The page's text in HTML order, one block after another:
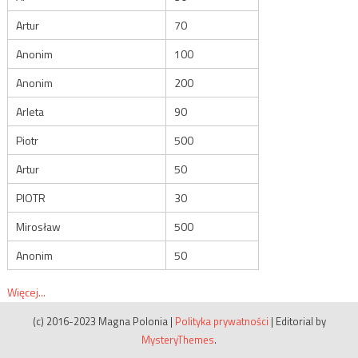
Artur
70
Anonim
100
Anonim
200
Arleta
90
Piotr
500
Artur
50
PIOTR
30
Mirosław
500
Anonim
50
Więcej...
(c) 2016-2023 Magna Polonia | Polityka prywatności | Editorial by
MysteryThemes.